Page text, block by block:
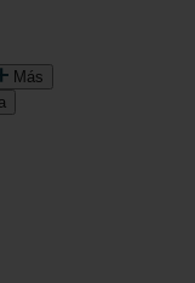
Más